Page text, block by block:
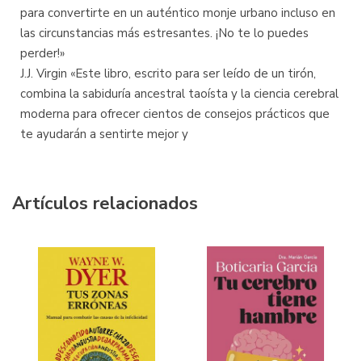
para convertirte en un auténtico monje urbano incluso en
las circunstancias más estresantes. ¡No te lo puedes
perder!»
J.J. Virgin «Este libro, escrito para ser leído de un tirón,
combina la sabiduría ancestral taoísta y la ciencia cerebral
moderna para ofrecer cientos de consejos prácticos que
te ayudarán a sentirte mejor y
Artículos relacionados